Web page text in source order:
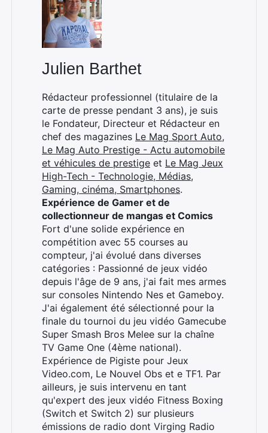
Julien Barthet
Rédacteur professionnel (titulaire de la
carte de presse pendant 3 ans), je suis
le Fondateur, Directeur et Rédacteur en
chef des magazines Le Mag Sport Auto,
Le Mag Auto Prestige - Actu automobile
et véhicules de prestige et Le Mag Jeux
High-Tech - Technologie, Médias,
Gaming, cinéma, Smartphones.
Expérience de Gamer et de
collectionneur de mangas et Comics
Fort d'une solide expérience en
compétition avec 55 courses au
compteur, j'ai évolué dans diverses
catégories : Passionné de jeux vidéo
depuis l'âge de 9 ans, j'ai fait mes armes
sur consoles Nintendo Nes et Gameboy.
J'ai également été sélectionné pour la
finale du tournoi du jeu vidéo Gamecube
Super Smash Bros Melee sur la chaîne
TV Game One (4ème national).
Expérience de Pigiste pour Jeux
Video.com, Le Nouvel Obs et e TF1. Par
ailleurs, je suis intervenu en tant
qu'expert des jeux vidéo Fitness Boxing
(Switch et Switch 2) sur plusieurs
émissions de radio dont Virging Radio
Rechercher